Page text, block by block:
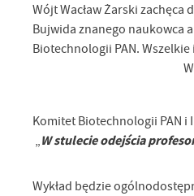
Wójt Wacław Żarski zachęca
Bujwida znanego naukowca
Biotechnologii PAN.
Wacław Żarski –
Komitet Biotechnologii PAN i
„W stulecie odejścia
Wykład będzie